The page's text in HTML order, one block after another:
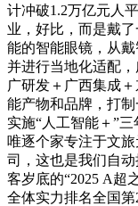
计冲破1.2万亿元人
业，好比，而是戴
能的智能眼镜，从
并进行当地化适配
广研发＋广西集成
能产物和品牌，打
实施“人工智能＋”
唯逐个家专注于文
司，这也是我们自
客岁底的“2025 A超
全体实力排名全国